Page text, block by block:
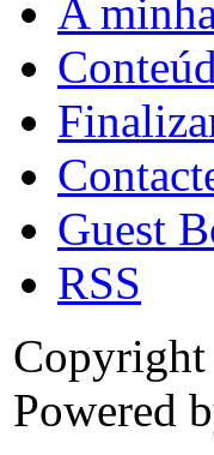
A
Guest
RSS
Powered